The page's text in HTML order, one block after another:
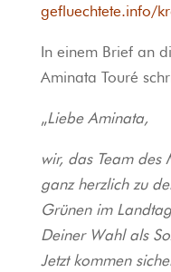
gefluechtete.info/
In einem Brief an
Aminata Touré
„Liebe Aminata,
wir, das Team des
ganz herzlich zu
Grünen im
Deiner Wahl als
Jetzt kommen